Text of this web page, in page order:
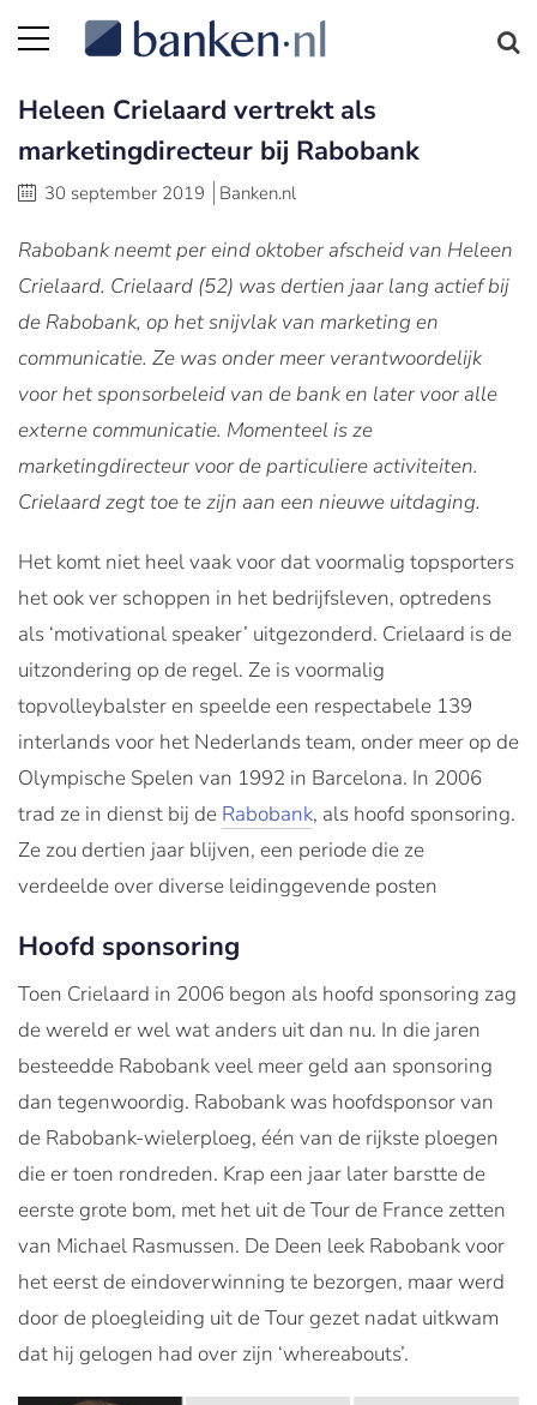
Heleen Crielaard vertrekt als
marketingdirecteur bij Rabobank
30 september 2019 Banken.nl
Rabobank neemt per eind oktober afscheid van Heleen
Crielaard. Crielaard (52) was dertien jaar lang actief bij
de Rabobank, op het snijvlak van marketing en
communicatie. Ze was onder meer verantwoordelijk
voor het sponsorbeleid van de bank en later voor alle
externe communicatie. Momenteel is ze
marketingdirecteur voor de particuliere activiteiten.
Crielaard zegt toe te zijn aan een nieuwe uitdaging.
Het komt niet heel vaak voor dat voormalig topsporters
het ook ver schoppen in het bedrijfsleven, optredens
als ‘motivational speaker’ uitgezonderd. Crielaard is de
uitzondering op de regel. Ze is voormalig
topvolleybalster en speelde een respectabele 139
interlands voor het Nederlands team, onder meer op de
Olympische Spelen van 1992 in Barcelona. In 2006
trad ze in dienst bij de Rabobank, als hoofd sponsoring.
Ze zou dertien jaar blijven, een periode die ze
verdeelde over diverse leidinggevende posten
Hoofd sponsoring
Toen Crielaard in 2006 begon als hoofd sponsoring zag
de wereld er wel wat anders uit dan nu. In die jaren
besteedde Rabobank veel meer geld aan sponsoring
dan tegenwoordig. Rabobank was hoofdsponsor van
de Rabobank-wielerploeg, één van de rijkste ploegen
die er toen rondreden. Krap een jaar later barstte de
eerste grote bom, met het uit de Tour de France zetten
van Michael Rasmussen. De Deen leek Rabobank voor
het eerst de eindoverwinning te bezorgen, maar werd
door de ploegleiding uit de Tour gezet nadat uitkwam
dat hij gelogen had over zijn ‘whereabouts’.